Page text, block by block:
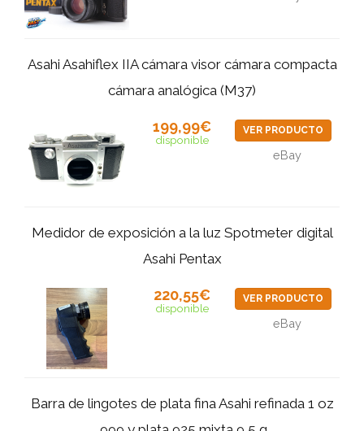
Asahi Asahiflex IIA cámara visor cámara compacta
cámara analógica (M37)
199,99€
disponible
VER PRODUCTO
eBay
Medidor de exposición a la luz Spotmeter digital
Asahi Pentax
220,55€
disponible
VER PRODUCTO
eBay
Barra de lingotes de plata fina Asahi refinada 1 oz